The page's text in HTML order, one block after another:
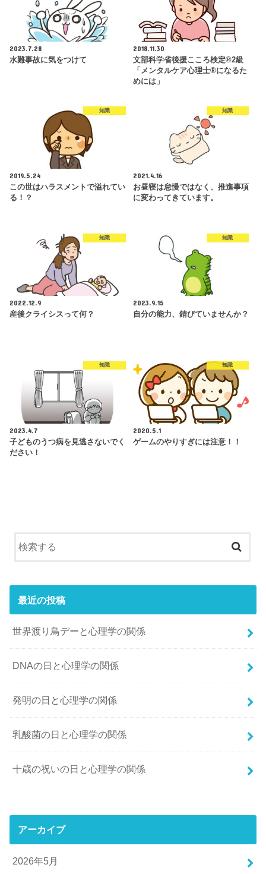
2023.7.28
水難事故に気をつけて
2018.11.30
文部科学省後援こころ検定®2級
「メンタルケア心理士®になるた
めには」
知識
2019.5.24
この世はハラスメントで溢れてい
る！？
知識
2021.4.16
お昼寝は怠慢ではなく、推進事項
に変わってきています。
知識
2022.12.9
産後クライシスって何？
知識
2023.9.15
自分の能力、錆びていませんか？
知識
2023.4.7
子どものうつ病を見逃さないでく
ださい！
知識
2020.5.1
ゲームのやりすぎには注意！！
最近の投稿
世界渡り鳥デーと心理学の関係
DNAの日と心理学の関係
発明の日と心理学の関係
乳酸菌の日と心理学の関係
十歳の祝いの日と心理学の関係
アーカイブ
2026年5月